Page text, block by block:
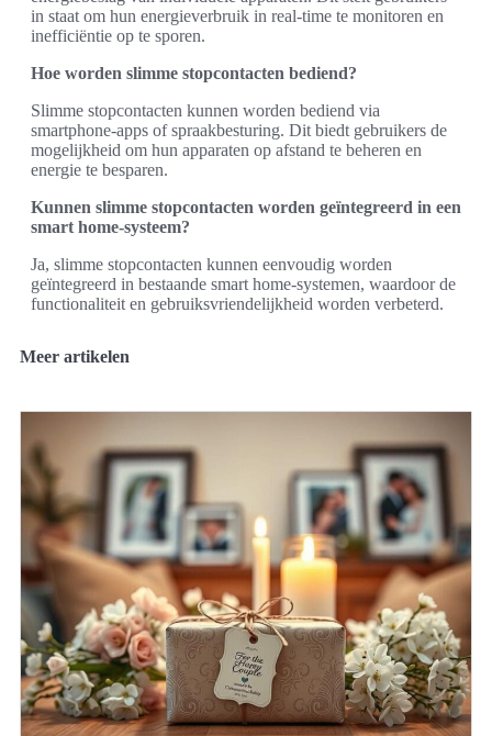
in staat om hun energieverbruik in real-time te monitoren en
inefficiëntie op te sporen.
Hoe worden slimme stopcontacten bediend?
Slimme stopcontacten kunnen worden bediend via
smartphone-apps of spraakbesturing. Dit biedt gebruikers de
mogelijkheid om hun apparaten op afstand te beheren en
energie te besparen.
Kunnen slimme stopcontacten worden geïntegreerd in een
smart home-systeem?
Ja, slimme stopcontacten kunnen eenvoudig worden
geïntegreerd in bestaande smart home-systemen, waardoor de
functionaliteit en gebruiksvriendelijkheid worden verbeterd.
Meer artikelen